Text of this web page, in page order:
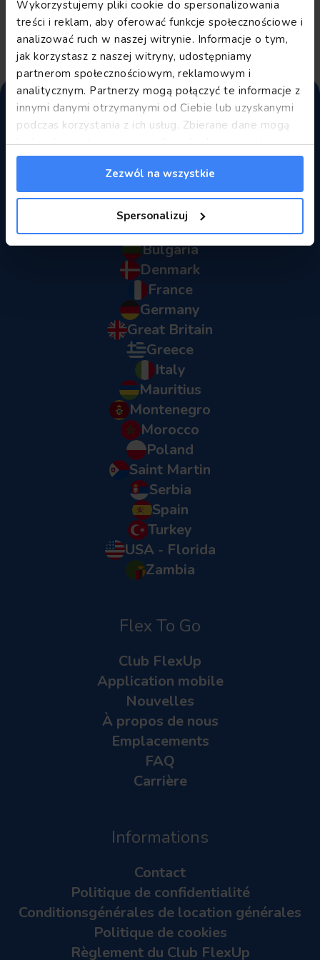
Wykorzystujemy pliki cookie do spersonalizowania
treści i reklam, aby oferować funkcje społecznościowe i
analizować ruch w naszej witrynie. Informacje o tym,
jak korzystasz z naszej witryny, udostępniamy
partnerom społecznościowym, reklamowym i
analitycznym. Partnerzy mogą połączyć te informacje z
innymi danymi otrzymanymi od Ciebie lub uzyskanymi
podczas korzystania z ich usług. Zbierane dane mogą
być wykorzystywane przez Google do personalizacji
reklam.Informacje Google o przetwarzaniu danych.
Zezwól na wszystkie
Spersonalizuj
d'affaires.
LIRE LA SUITE 24.10.2024
Pays
Albania
Bosnia and Herzegovina
Bulgaria
Denmark
France
Germany
Great Britain
Greece
Italy
Mauritius
Montenegro
Morocco
Poland
Saint Martin
Serbia
Spain
Turkey
USA - Florida
Zambia
Flex To Go
Club FlexUp
Application mobile
Nouvelles
À propos de nous
Emplacements
FAQ
Carrière
Informations
Contact
Politique de confidentialité
Conditionsgénérales de location générales
Politique de cookies
Règlement du Club FlexUp